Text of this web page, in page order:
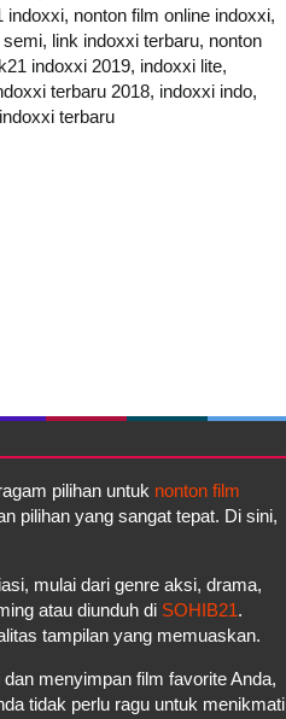
nonton film online indoxxi,
link indoxxi terbaru, nonton
indoxxi 2019, indoxxi lite,
terbaru 2018, indoxxi indo,
terbaru
pilihan untuk nonton film
pilihan yang sangat tepat. Di sini,
mulai dari genre aksi, drama,
atau diunduh di SOHIB21.
tampilan yang memuaskan.
menyimpan film favorite Anda,
tidak perlu ragu untuk menikmati